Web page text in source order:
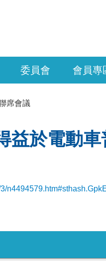
委員會 會員專
席會議
益於電動車